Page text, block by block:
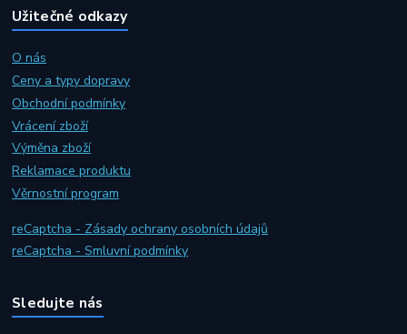
Užitečné odkazy
O nás
Ceny a typy dopravy
Obchodní podmínky
Vrácení zboží
Výměna zboží
Reklamace produktu
Věrnostní program
reCaptcha - Zásady ochrany osobních údajů
reCaptcha - Smluvní podmínky
Sledujte nás